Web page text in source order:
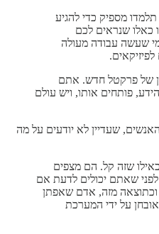
מספיק כדי להגיע
כאלו שנראים לכם
שעשה עבודה מעולה
של פרקטל חדש. אתם
פותחים אותו, ויש עולם
שעדיין לא יודעים על מה
שזה קל. הם מצפים
שאתם יכולים לדעת אם
מזה, אדם שאפתן
על ידי המערכת